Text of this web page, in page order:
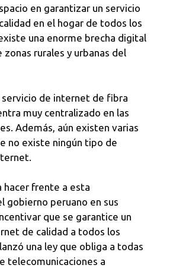
en garantizar un servicio
en el hogar de todos los
una enorme brecha digital
rurales y urbanas del
servicio de internet de fibra
muy centralizado en las
Además, aún existen varias
no existe ningún tipo de
hacer frente a esta
gobierno peruano en sus
que se garantice un
de calidad a todos los
una ley que obliga a todas
telecomunicaciones a